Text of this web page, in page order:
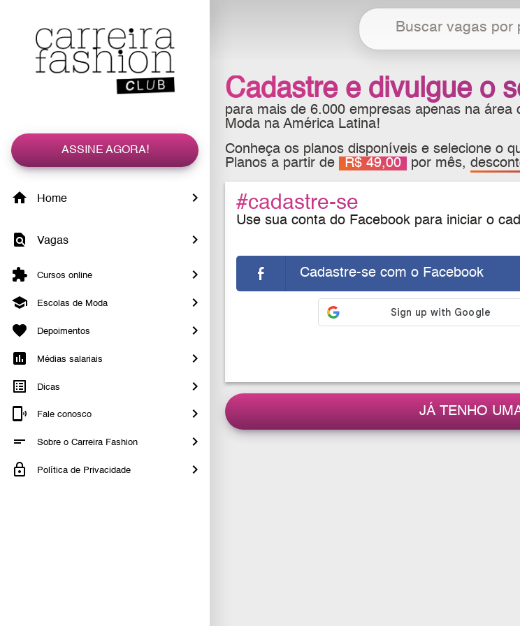
ASSINE AGORA!
Home
Vagas
Cursos online
Escolas de Moda
Depoimentos
Médias salariais
Dicas
Fale conosco
Sobre o Carreira Fashion
Política de Privacidade
Cadastre e divulgue o
para mais de 6.000 empresas apenas na
Moda na América Latina!
Conheça os planos disponíveis e selecione o
Planos a partir de
R$ 49,00 por mês,
#cadastre-se
Use sua conta do Facebook para iniciar o
Cadastre-se com o Facebook
JÁ TENHO